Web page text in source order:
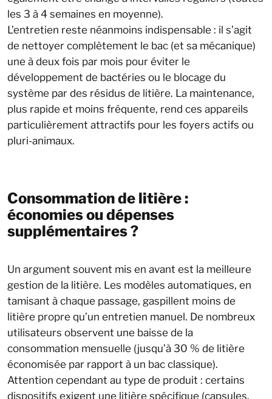
les 3 à 4 semaines en moyenne).
L’entretien reste néanmoins indispensable : il s’agit
de nettoyer complètement le bac (et sa mécanique)
une à deux fois par mois pour éviter le
développement de bactéries ou le blocage du
système par des résidus de litière. La maintenance,
plus rapide et moins fréquente, rend ces appareils
particulièrement attractifs pour les foyers actifs ou
pluri-animaux.
Consommation de litière :
économies ou dépenses
supplémentaires ?
Un argument souvent mis en avant est la meilleure
gestion de la litière. Les modèles automatiques, en
tamisant à chaque passage, gaspillent moins de
litière propre qu’un entretien manuel. De nombreux
utilisateurs observent une baisse de la
consommation mensuelle (jusqu’à 30 % de litière
économisée par rapport à un bac classique).
Attention cependant au type de produit : certains
dispositifs exigent une litière spécifique (capsules,